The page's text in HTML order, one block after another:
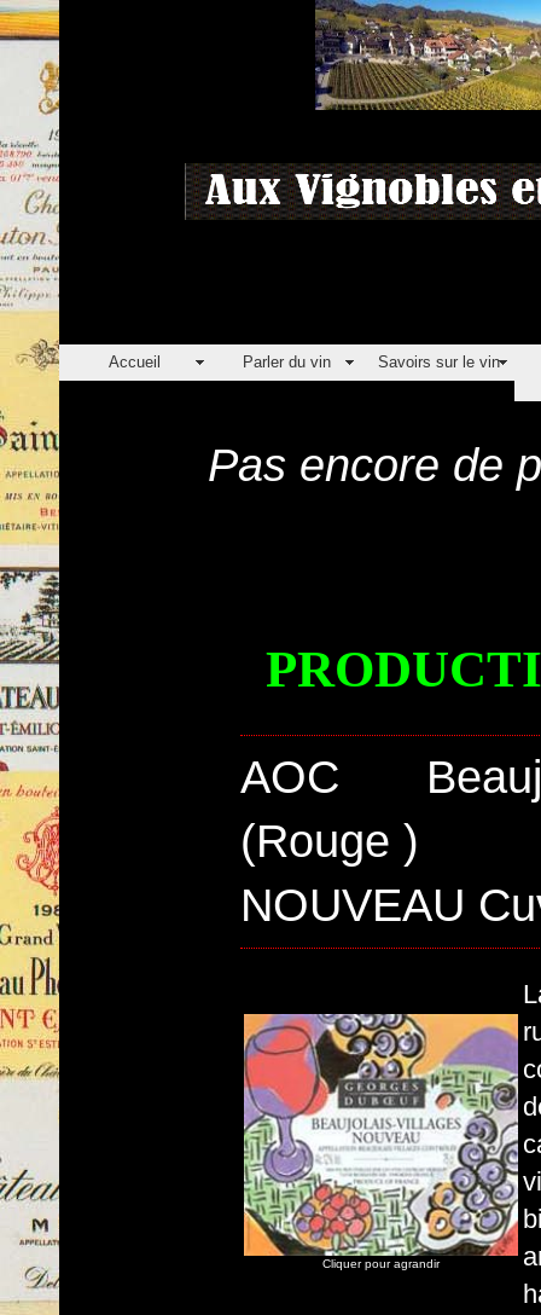
Accueil Parler du vin Savoirs sur le vin
Pas encore de
AOC
(Rouge )
NOUVEAU
Cliquer pour agrandir